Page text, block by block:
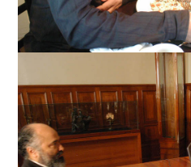
CHILES